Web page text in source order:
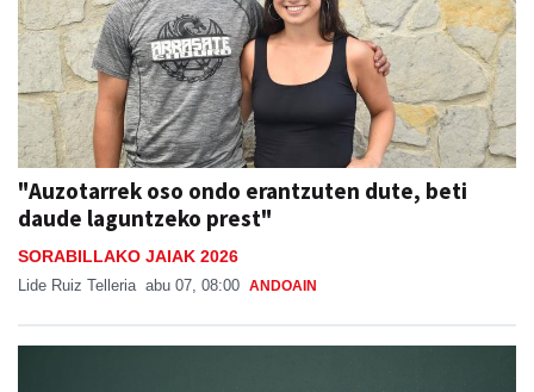
"Auzotarrek oso ondo erantzuten dute, beti
daude laguntzeko prest"
SORABILLAKO JAIAK 2026
Lide Ruiz Telleria abu 07, 08:00 ANDOAIN